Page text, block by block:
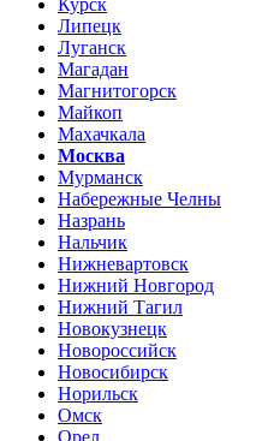
Липецк
Луганск
Магадан
Магнитогорск
Майкоп
Махачкала
Москва
Мурманск
Набережные Челны
Назрань
Нальчик
Нижневартовск
Нижний Новгород
Нижний Тагил
Новокузнецк
Новороссийск
Новосибирск
Норильск
Омск
Орел